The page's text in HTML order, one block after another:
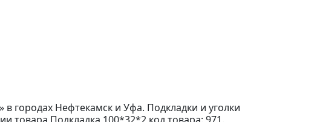
городах Нефтекамск и Уфа. Подкладки и уголки